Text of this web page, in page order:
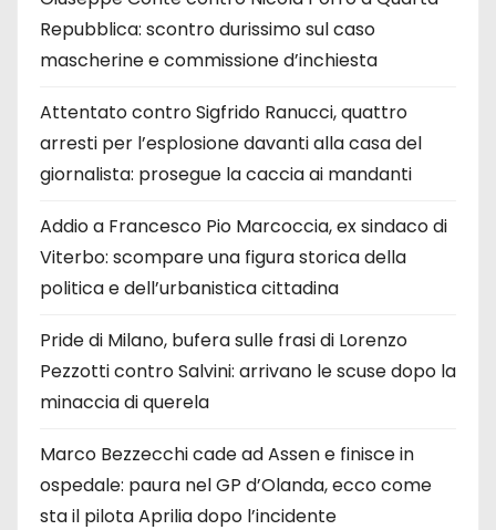
Repubblica: scontro durissimo sul caso
mascherine e commissione d’inchiesta
Attentato contro Sigfrido Ranucci, quattro
arresti per l’esplosione davanti alla casa del
giornalista: prosegue la caccia ai mandanti
Addio a Francesco Pio Marcoccia, ex sindaco di
Viterbo: scompare una figura storica della
politica e dell’urbanistica cittadina
Pride di Milano, bufera sulle frasi di Lorenzo
Pezzotti contro Salvini: arrivano le scuse dopo la
minaccia di querela
Marco Bezzecchi cade ad Assen e finisce in
ospedale: paura nel GP d’Olanda, ecco come
sta il pilota Aprilia dopo l’incidente